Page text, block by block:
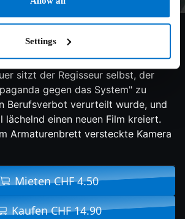
Settings
die lebhaften Strassen Teherans.
Fahrgäste erzählen freimütig, was sie
sitzt der Regisseur selbst, der
gegen das System" zu
Berufsverbot verurteilt wurde, und
lächelnd einen neuen Film kreiert.
Armaturenbrett versteckte Kamera
Mieten CHF 4.50
Kaufen CHF 14.90